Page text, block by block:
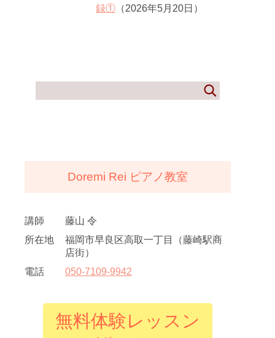
録① （2026年5月20日）
Doremi Rei ピアノ教室
講師
藤山 令
所在地
福岡市早良区高取一丁目（藤崎駅商
店街）
電話
050-7109-9942
無料体験レッスン